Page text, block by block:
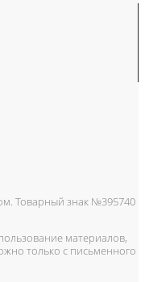
Товарный знак №395740
материалов,
только с письменного